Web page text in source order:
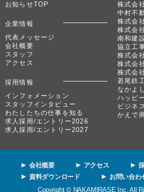
お知らせTOP
企業情報
代表メッセージ
会社概要
スタッフ
アクセス
採用情報
インフォメーション
スタッフインタビュー
わたしたちの仕事を知る
求人採用/エントリー2026
求人採用/エントリー2027
株式会
中村不
株式会
株式会
南和建
協立工
株式会
株式会
株式会
若尾鉄
なかよ
ハッピ
ビジネ
かえで
会社概要 アクセス
資料ダウンロード
お問い合わ
Copyright © NAKAMIRASE Inc. All